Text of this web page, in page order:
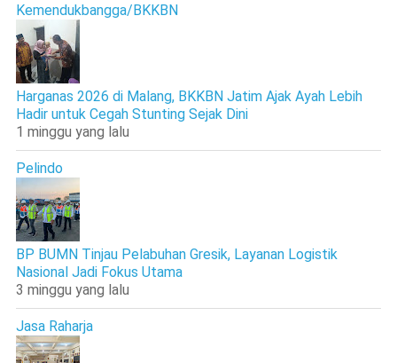
Kemendukbangga/BKKBN
Harganas 2026 di Malang, BKKBN Jatim Ajak Ayah Lebih
Hadir untuk Cegah Stunting Sejak Dini
1 minggu yang lalu
Pelindo
BP BUMN Tinjau Pelabuhan Gresik, Layanan Logistik
Nasional Jadi Fokus Utama
3 minggu yang lalu
Jasa Raharja